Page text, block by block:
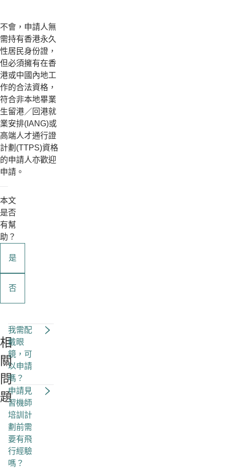
不會，申請人無
需持有香港永久
性居民身份證，
但必須擁有在香
港或中國內地工
作的合法資格，
符合非本地畢業
生留港／回港就
業安排(IANG)或
高端人才通行證
計劃(TTPS)資格
的申請人亦歡迎
申請。
本文
是否
有幫
助？
是
否
相
關
問
題
我需配
戴眼
鏡，可
以申請
嗎？
申請見
習機師
培訓計
劃前需
要有飛
行經驗
嗎？